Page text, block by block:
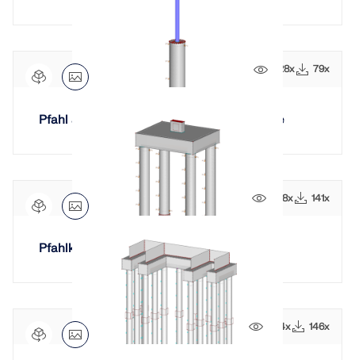
1128x 79x
Pfahl aus Verbundwerkstoff mit Metallstütze
1318x 141x
Pfahlkopf mit vier Pfählen
1614x 146x